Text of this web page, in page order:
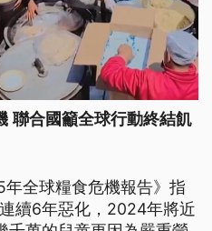
聯合國籲全球行動終結飢
全球糧食危機報告》指
續6年惡化，2024年將近